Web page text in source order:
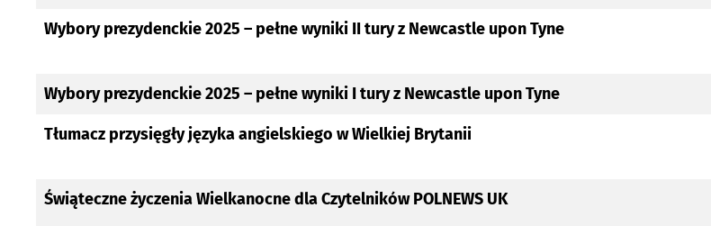
Wybory prezydenckie 2025 – pełne wyniki II tury z Newcastle upon Tyne
Wybory prezydenckie 2025 – pełne wyniki I tury z Newcastle upon Tyne
Tłumacz przysięgły języka angielskiego w Wielkiej Brytanii
Świąteczne życzenia Wielkanocne dla Czytelników POLNEWS UK